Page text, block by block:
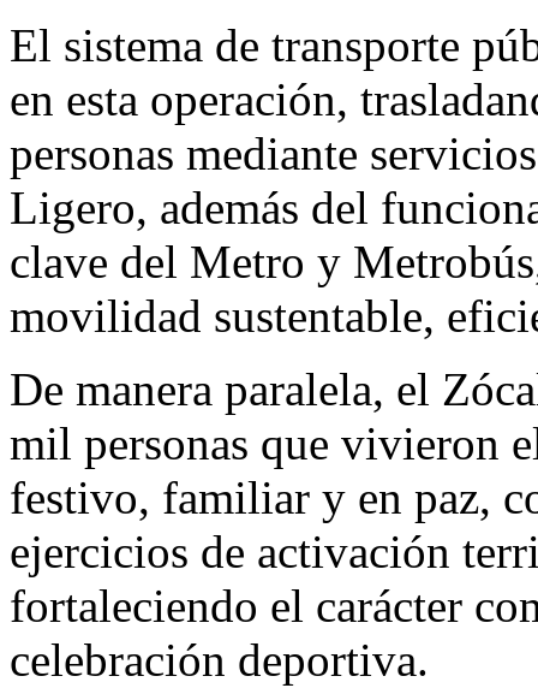
El sistema de transporte
en esta operación,
personas mediante
Ligero, además del
clave del Metro y
movilidad sustentable,
De manera paralela, el
mil personas que vivieron
festivo, familiar y en paz,
ejercicios de activación
fortaleciendo el carácter
celebración deportiva.